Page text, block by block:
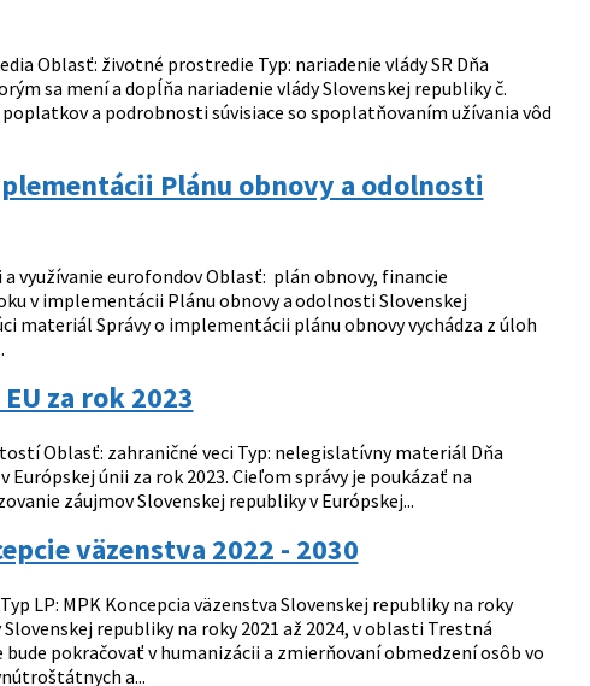
Oblasť: životné prostredie Typ: nariadenie vlády SR Dňa
sa mení a dopĺňa nariadenie vlády Slovenskej republiky č.
a podrobnosti súvisiace so spoplatňovaním užívania vôd
Plánu obnovy a odolnosti
využívanie eurofondov Oblasť: plán obnovy, financie
v implementácii Plánu obnovy a odolnosti Slovenskej
materiál Správy o implementácii plánu obnovy vychádza z úloh
za rok 2023
Oblasť: zahraničné veci Typ: nelegislatívny materiál Dňa
Európskej únii za rok 2023. Cieľom správy je poukázať na
záujmov Slovenskej republiky v Európskej...
väzenstva 2022 - 2030
LP: MPK Koncepcia väzenstva Slovenskej republiky na roky
republiky na roky 2021 až 2024, v oblasti Trestná
pokračovať v humanizácii a zmierňovaní obmedzení osôb vo
a...